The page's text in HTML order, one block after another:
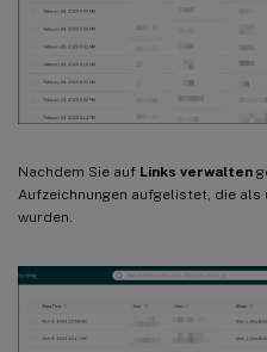
Nachdem Sie auf Links verwalten
Aufzeichnungen aufgelistet, die
wurden.